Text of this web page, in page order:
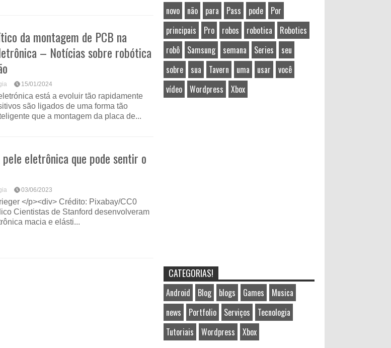
da montagem de PCB na
– Notícias sobre robótica
15/01/2024
está a evoluir tão rapidamente
são ligados de uma forma tão
que a montagem da placa de...
pele eletrônica que pode sentir o
03/06/2023
</p><div> Crédito: Pixabay/CC0
Cientistas de Stanford desenvolveram
macia e elásti...
novo
não para Pass pode
Por
principais
Pro robos robotica
Robotics
robô
Samsung semana Series
seu
sobre
sua Tavern uma usar
você
vídeo
Wordpress Xbox
CATEGORIAS!
Android Blog blogs Games
Musica
news
Portfolio Serviços
Tecnologia
Tutoriais
Wordpress Xbox